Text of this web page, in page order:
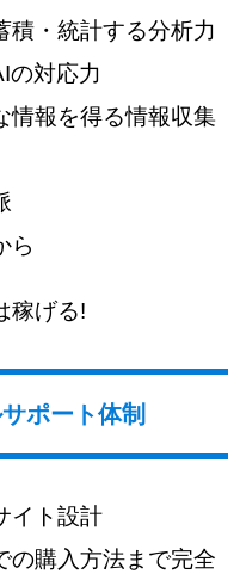
積・統計する分析力
の対応力
情報を得る情報収集
ら
稼げる!
ポート体制
イト設計
の購入方法まで完全